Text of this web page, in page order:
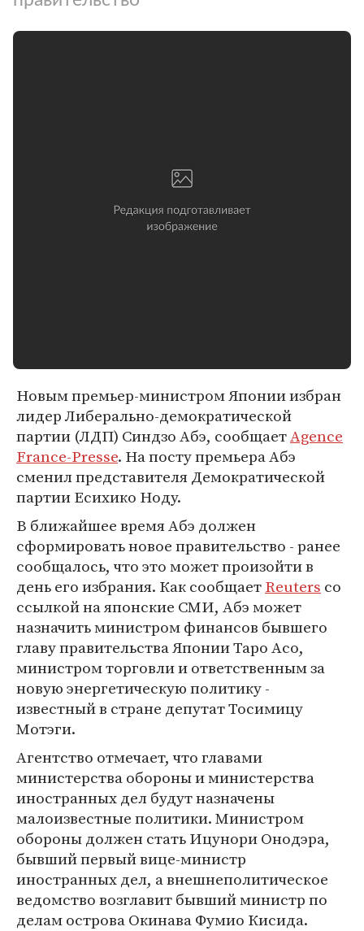
Новым премьер-министром Японии избран
лидер Либерально-демократической
партии (ЛДП) Синдзо Абэ, сообщаетAgence
France-Presse. На посту премьера Абэ
сменил представителя Демократической
партии Есихико Ноду.
В ближайшее время Абэ должен
сформировать новое правительство - ранее
сообщалось, что это может произойти в
день его избрания. Как сообщаетReuters со
ссылкой на японские СМИ, Абэ может
назначить министром финансов бывшего
главу правительства Японии Таро Асо,
министром торговли и ответственным за
новую энергетическую политику -
известный в стране депутат Тосимицу
Мотэги.
Агентство отмечает, что главами
министерства обороны и министерства
иностранных дел будут назначены
малоизвестные политики. Министром
обороны должен стать Ицунори Онодэра,
бывший первый вице-министр
иностранных дел, а внешнеполитическое
ведомство возглавит бывший министр по
делам острова Окинава Фумио Кисида.